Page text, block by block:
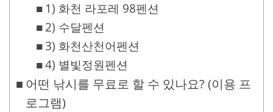
1) 화천 라포레 98펜션
2) 수달펜션
3) 화천산천어펜션
4) 별빛정원펜션
어떤 낚시를 무료로 할 수 있나요? (이용 프
로그램)